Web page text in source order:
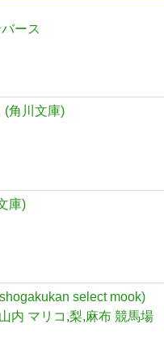
ース
(角川文庫)
庫)
select mook)
内 マリコ,梨,麻布 競馬場